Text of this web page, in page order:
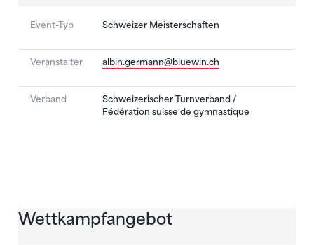
Event-Typ Schweizer Meisterschaften
Veranstalter albin.germann@bluewin.ch
Verband
Schweizerischer Turnverband /
Fédération suisse de gymnastique
Wettkampfangebot